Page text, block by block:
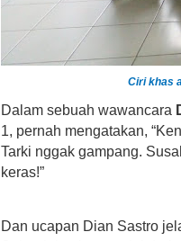
Ciri khas
Dalam sebuah wawancara
1, pernah mengatakan,
Tarki nggak gampang.
keras!”
Dan ucapan Dian Sastro